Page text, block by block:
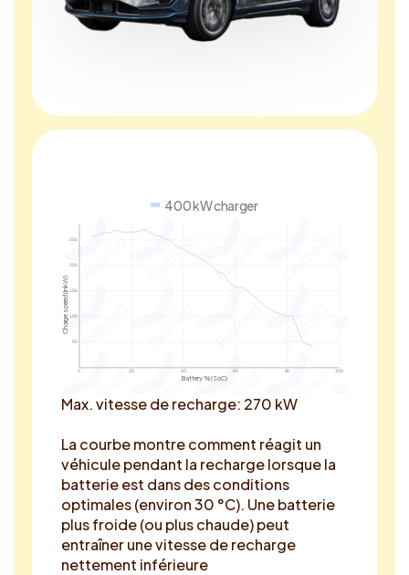
400 kW charger
0 20 40 60 80 100
50
100
150
200
250
Battery % (SoC)
Charge speed (in kW)
Max. vitesse de recharge: 270 kW
La courbe montre comment réagit un
véhicule pendant la recharge lorsque la
batterie est dans des conditions
optimales (environ 30 °C). Une batterie
plus froide (ou plus chaude) peut
entraîner une vitesse de recharge
nettement inférieure